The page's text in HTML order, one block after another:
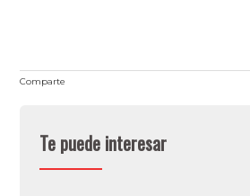
Comparte
Te puede interesar